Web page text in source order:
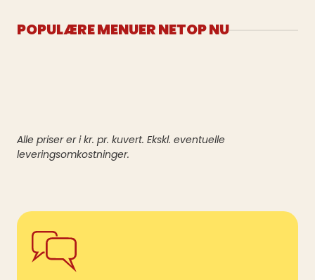
POPULÆRE MENUER NETOP NU
Alle priser er i kr. pr. kuvert. Ekskl. eventuelle
leveringsomkostninger.